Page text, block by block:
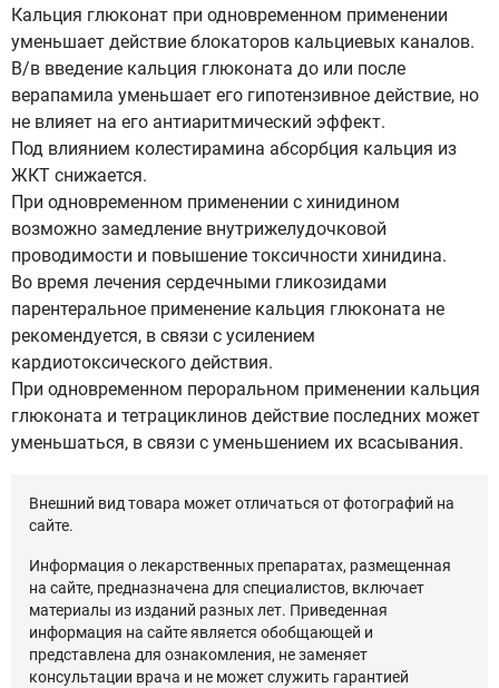
Кальция глюконат при одновременном применении
уменьшает действие блокаторов кальциевых каналов.
В/в введение кальция глюконата до или после
верапамила уменьшает его гипотензивное действие, но
не влияет на его антиаритмический эффект.
Под влиянием колестирамина абсорбция кальция из
ЖКТ снижается.
При одновременном применении с хинидином
возможно замедление внутрижелудочковой
проводимости и повышение токсичности хинидина.
Во время лечения сердечными гликозидами
парентеральное применение кальция глюконата не
рекомендуется, в связи с усилением
кардиотоксического действия.
При одновременном пероральном применении кальция
глюконата и тетрациклинов действие последних может
уменьшаться, в связи с уменьшением их всасывания.
Внешний вид товара может отличаться от фотографий на
сайте.
Информация о лекарственных препаратах, размещенная
на сайте, предназначена для специалистов, включает
материалы из изданий разных лет. Приведенная
информация на сайте является обобщающей и
представлена для ознакомления, не заменяет
консультации врача и не может служить гарантией